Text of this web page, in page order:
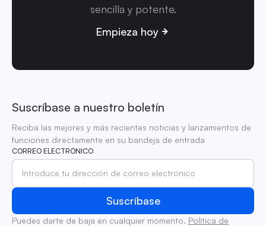
sencilla y potente.
Empieza hoy
Suscríbase a nuestro boletín
Reciba las mejores y más recientes noticias y lanzamientos de
funciones directamente en su bandeja de entrada
CORREO ELECTRÓNICO
Puedes darte de baja en cualquier momento. Política de